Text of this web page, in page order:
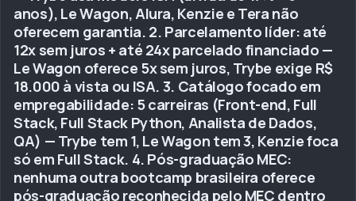
anos), Le Wagon, Alura, Kenzie e Tera não
oferecem garantia. 2. Parcelamento líder: até
12x sem juros + até 24x parcelado financiado —
Le Wagon oferece 5x sem juros, Trybe exige R$
18.000 à vista ou ISA. 3. Catálogo focado em
empregabilidade: 5 carreiras (Front-end, Full
Stack, Full Stack Python, Analista de Dados,
QA) — Trybe tem 1, Le Wagon tem 3, Kenzie foca
só em Full Stack. 4. Pós-graduação MEC:
nenhuma outra bootcamp brasileira oferece
pós-graduação reconhecida pelo MEC dentro